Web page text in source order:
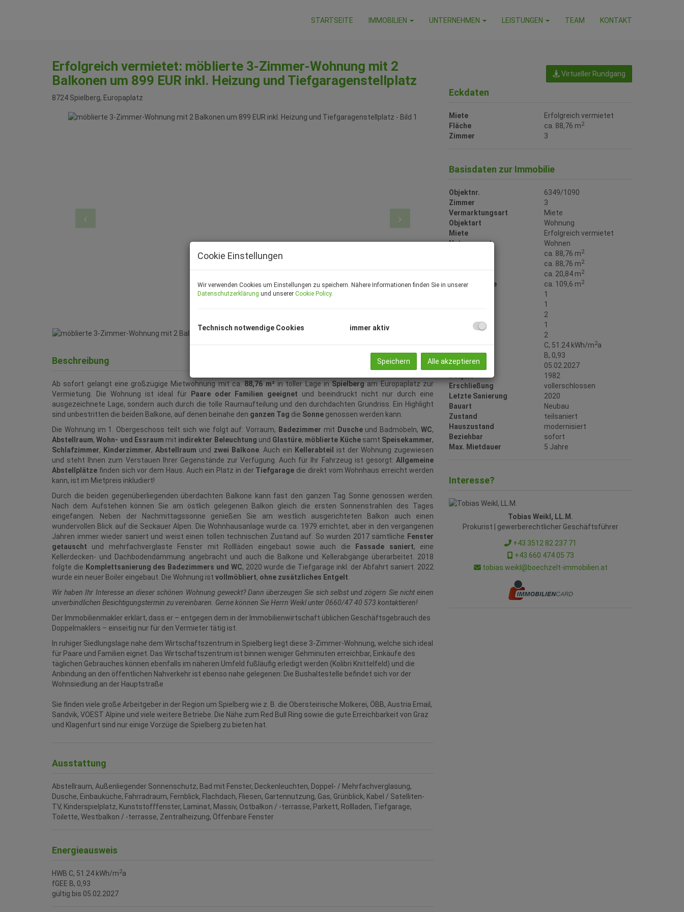
STARTSEITE IMMOBILIEN UNTERNEHMEN LEISTUNGEN TEAM KONTAKT
Erfolgreich vermietet: möblierte 3-Zimmer-Wohnung mit 2
Balkonen um 899 EUR inkl. Heizung und Tiefgaragenstellplatz
8724 Spielberg, Europaplatz
Beschreibung
Ab sofort gelangt eine großzügige Mietwohnung mit ca.88,76 m²in toller Lage inSpielbergam Europaplatz zur
Vermietung. Die Wohnung ist ideal für
Paare oder Familien geeignet und beeindruckt nicht nur durch eine
ausgezeichnete Lage, sondern auch durch die tolle Raumaufteilung und den durchdachten Grundriss. Ein Highlight
sind unbestritten die beiden Balkone, auf denen beinahe den ganzen Tag die Sonne genossen werden kann.
Die Wohnung im 1. Obergeschoss teilt sich wie folgt auf: Vorraum, Badezimmer mit Dusche und Badmöbeln, WC,
Abstellraum,Wohn- und Essraum mit indirekter Beleuchtung und Glastüre, möblierte Küchesamt Speisekammer,
Schlafzimmer, Kinderzimmer, Abstellraum und zwei Balkone. Auch ein Kellerabteil ist der Wohnung zugewiesen
und steht Ihnen zum Verstauen Ihrer Gegenstände zur Verfügung. Auch für Ihr Fahrzeug ist gesorgt: Allgemeine
Abstellplätze finden sich vor dem Haus. Auch ein Platz in der Tiefgarage die direkt vom Wohnhaus erreicht werden
kann, ist im Mietpreis inkludiert!
Durch die beiden gegenüberliegenden überdachten Balkone kann fast den ganzen Tag Sonne genossen werden.
Nach dem Aufstehen können Sie am östlich gelegenen Balkon gleich die ersten Sonnenstrahlen des Tages
eingefangen. Neben der Nachmittagssonne genießen Sie am westlich ausgerichteten Balkon auch einen
wundervollen Blick auf die Seckauer Alpen. Die Wohnhausanlage wurde ca. 1979 errichtet, aber in den vergangenen
Jahren immer wieder saniert und weist einen tollen technischen Zustand auf. So wurden 2017 sämtliche Fenster
getauscht und mehrfachverglaste Fenster mit Rollläden eingebaut sowie auch die Fassade saniert, eine
Kellerdecken- und Dachbodendämmung angebracht und auch die Balkone und Kellerabgänge überarbeitet. 2018
folgte die Komplettsanierung des Badezimmers und WC, 2020 wurde die Tiefgarage inkl. der Abfahrt saniert. 2022
wurde ein neuer Boiler eingebaut. Die Wohnung ist vollmöbliert, ohne zusätzliches Entgelt.
Wir haben Ihr Interesse an dieser schönen Wohnung geweckt? Dann überzeugen Sie sich selbst und zögern Sie nicht einen
unverbindlichen Besichtigungstermin zu vereinbaren. Gerne können Sie Herrn Weikl unter 0660/47 40 573 kontaktieren!
Der Immobilienmakler erklärt, dass er – entgegen dem in der Immobilienwirtschaft üblichen Geschäftsgebrauch des
Doppelmaklers – einseitig nur für den Vermieter tätig ist.
In ruhiger Siedlungslage nahe dem Wirtschaftszentrum in Spielberg liegt diese 3-Zimmer-Wohnung, welche sich ideal
für Paare und Familien eignet. Das Wirtschaftszentrum ist binnen weniger Gehminuten erreichbar, Einkäufe des
täglichen Gebrauches können ebenfalls im näheren Umfeld fußläufig erledigt werden (Kolibri Knittelfeld) und die
Anbindung an den öffentlichen Nahverkehr ist ebenso nahe gelegenen: Die Bushaltestelle befindet sich vor der
Wohnsiedlung an der Hauptstraße
Sie finden viele große Arbeitgeber in der Region um Spielberg wie z. B. die Obersteirische Molkerei, ÖBB, Austria Email,
Sandvik, VOEST Alpine und viele weitere Betriebe. Die Nähe zum Red Bull Ring sowie die gute Erreichbarkeit von Graz
und Klagenfurt sind nur einige Vorzüge die Spielberg zu bieten hat.
Ausstattung
Abstellraum Außenliegender Sonnenschutz Bad mit Fenster Deckenleuchten Doppel- / Mehrfachverglasung
Dusche Einbauküche Fahrradraum Fernblick Flachdach Fliesen Gartennutzung Gas Grünblick Kabel / Satelliten-
TV Kinderspielplatz Kunststofffenster Laminat Massiv Ostbalkon / -terrasse Parkett Rollladen Tiefgarage
Toilette Westbalkon / -terrasse Zentralheizung Öffenbare Fenster
Energieausweis
HWB C, 51.24 kWh/m2a
fGEE B, 0,93
gültig bis 05.02.2027
Virtueller Rundgang
Eckdaten
Miete
Erfolgreich vermietet
Fläche
ca. 88,76 m2
Zimmer 3
Basisdaten zur Immobilie
Objektnr.
6349/1090
Zimmer
3
Vermarktungsart
Miete
Objektart
Wohnung
Miete
Erfolgreich vermietet
Nutzungsart
Wohnen
ca. 88,76 m2
ca. 88,76 m2
ca. 20,84 m2
Gesamtfläche ca. 109,6 m2
1
1
2
1
2
HWB
C, 51.24 kWh/m2a
fGEE
B, 0,93
gültig bis
05.02.2027
1982
Erschließung
vollerschlossen
Letzte Sanierung
2020
Bauart
Neubau
Zustand
teilsaniert
Hauszustand
modernisiert
Beziehbar
sofort
Max. Mietdauer
5 Jahre
Interesse?
Tobias Weikl, LL.M.
Prokurist | gewerberechtlicher Geschäftsführer
+43 3512 82 237 71
+43 660 474 05 73
tobias.weikl@boechzelt-immobilien.at
Cookie Einstellungen
Wir verwenden Cookies um Einstellungen zu speichern. Nähere Informationen finden Sie in unserer
Datenschutzerklärung und unserer Cookie Policy.
Technisch notwendige Cookies immer aktiv
Speichern Alle akzeptieren